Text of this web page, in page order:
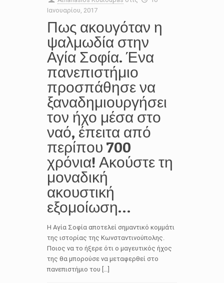
Ιανουαρίου, 2017
Πως ακουγόταν η
ψαλμωδία στην
Αγία Σοφία. Ένα
πανεπιστήμιο
προσπάθησε να
ξαναδημιουργήσει
τον ήχο μέσα στο
ναό, έπειτα από
περίπου 700
χρόνια! Ακούστε τη
μοναδική
ακουστική
εξομοίωση…
Η Αγία Σοφία αποτελεί σημαντικό κομμάτι
της ιστορίας της Κωνσταντινούπολης.
Ποιος να το ήξερε ότι ο μαγευτικός ήχος
της θα μπορούσε να μεταφερθεί στο
πανεπιστήμιο του […]